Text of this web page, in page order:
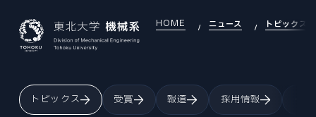
JAPANESE
HOME ニュース トピックス
トピックス 受賞 報道 採用情報